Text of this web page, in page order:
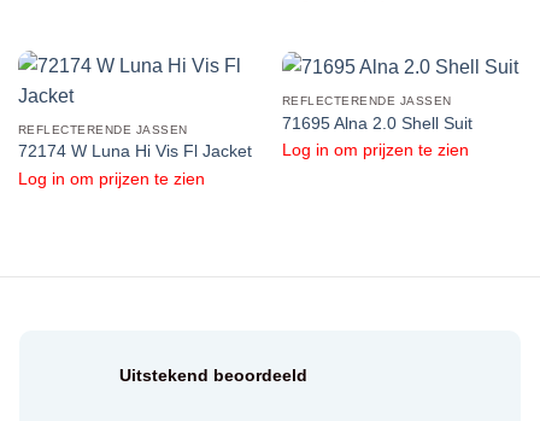
REFLECTERENDE JASSEN
72174 W Luna Hi Vis Fl Jacket
Log in om prijzen te zien
REFLECTERENDE JASSEN
71695 Alna 2.0 Shell Suit
Log in om prijzen te zien
Uitstekend beoordeeld